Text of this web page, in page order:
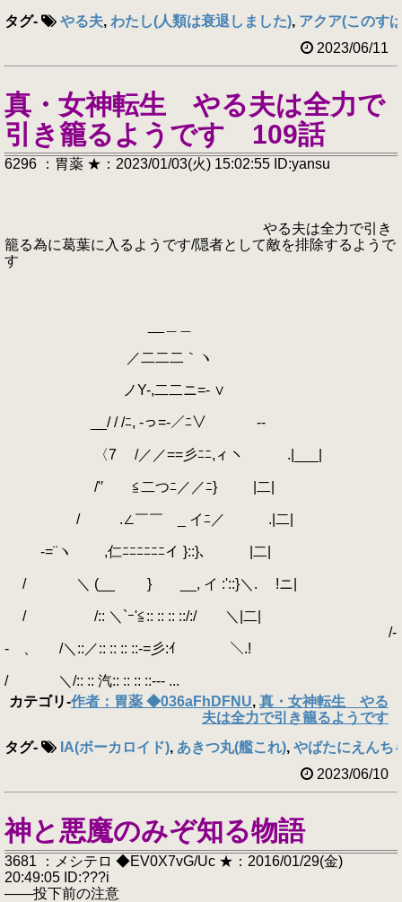
タグ- やる夫, わたし(人類は衰退しました), アクア(このす
2023/06/11
真・女神転生 やる夫は全力で
引き籠るようです 109話
6296 ：胃薬 ★：2023/01/03(火) 15:02:55 ID:yansu
やる夫は全力で引き
籠る為に葛葉に入るようです/隠者として敵を排除するようで
す
／二二二｀ヽ
ノY-,二二ニ=- ∨
__/ / /ﾆ, -っ=-／ﾆ∨ --
〈7 /／／==彡ﾆﾆ,ィヽ .|___|
/'′ ≦二つﾆ／／ﾆ} |二|
/ .∠￣￣ _ イﾆ／ .|二|
-=¨ヽ ,仁ﾆﾆﾆﾆﾆﾆイ }::}､ |二|
/ ＼ (__ } __, イ :'::}＼. !ニ|
/ /:: ＼`ｰ'≦:: :: :: ::/:/ ＼|二|
/-
- 、 /＼::／:: :: :: ::-=彡:ｲ ＼.!
/ ＼/:: :: 汽:: :: :: ::-‐‐ ...
カテゴリ-作者：胃薬 ◆036aFhDFNU, 真・女神転生 やる
夫は全力で引き籠るようです
タグ- IA(ボーカロイド), あきつ丸(艦これ), やばたにえんち
2023/06/10
神と悪魔のみぞ知る物語
3681 ：メシテロ ◆EV0X7vG/Uc ★：2016/01/29(金)
20:49:05 ID:???i
――投下前の注意